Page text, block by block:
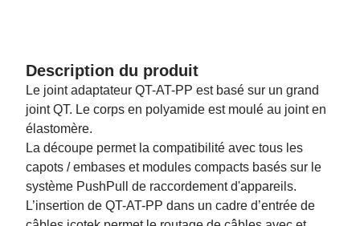
Description du produit
Le joint adaptateur QT-AT-PP est basé sur un grand
joint QT. Le corps en polyamide est moulé au joint en
élastomère.
La découpe permet la compatibilité avec tous les
capots / embases et modules compacts basés sur le
système PushPull de raccordement d'appareils.
L’insertion de QT-AT-PP dans un cadre d’entrée de